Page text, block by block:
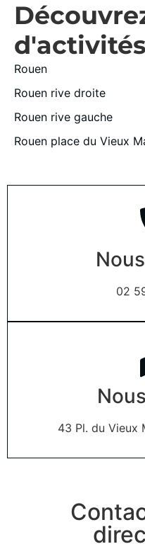
d'activités
Rouen
Rouen rive droite
Rouen rive gauche
Rouen place du Vieux
02
43 Pl. du Vieux